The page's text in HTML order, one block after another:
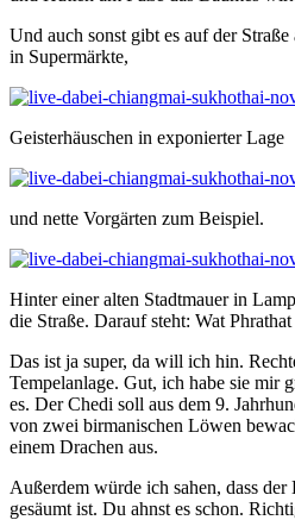
Und auch sonst gibt es auf der
in Supermärkte,
Geisterhäuschen in exponierter Lage
und nette Vorgärten zum Beispiel.
Hinter einer alten Stadtmauer in
die Straße. Darauf steht: Wat
Das ist ja super, da will ich hin.
Tempelanlage. Gut, ich habe sie mir
es. Der Chedi soll aus dem 9.
von zwei birmanischen Löwen
einem Drachen aus.
Außerdem würde ich sahen, dass
gesäumt ist. Du ahnst es schon.